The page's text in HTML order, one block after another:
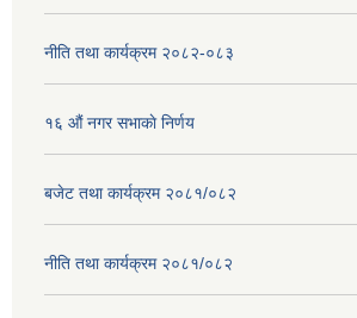
नीति तथा कार्यक्रम २०८२-०८३
१६ ‌औं नगर सभाकाे निर्णय
बजेट तथा कार्यक्रम २०८१/०८२
नीति तथा कार्यक्रम २०८१/०८२